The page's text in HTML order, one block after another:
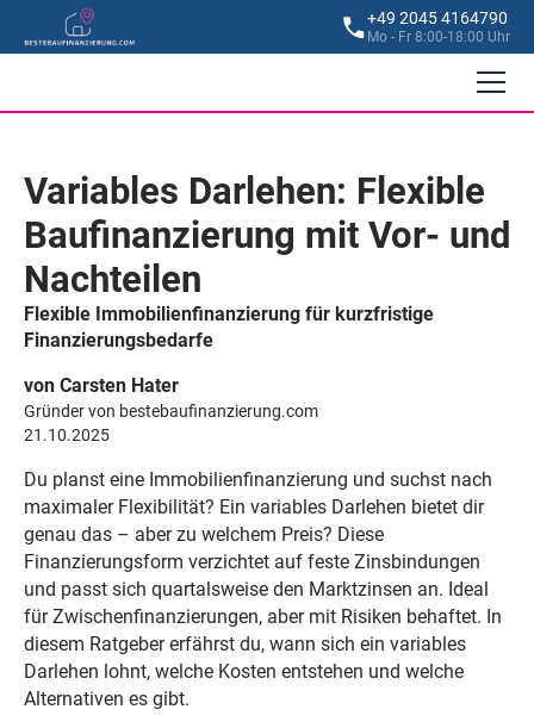
+49 2045 4164790
Mo - Fr 8:00-18:00 Uhr
Variables Darlehen: Flexible
Baufinanzierung mit Vor- und
Nachteilen
Flexible Immobilienfinanzierung für kurzfristige
Finanzierungsbedarfe
von Carsten Hater
Gründer von bestebaufinanzierung.com
21.10.2025
Du planst eine Immobilienfinanzierung und suchst nach
maximaler Flexibilität? Ein variables Darlehen bietet dir
genau das – aber zu welchem Preis? Diese
Finanzierungsform verzichtet auf feste Zinsbindungen
und passt sich quartalsweise den Marktzinsen an. Ideal
für Zwischenfinanzierungen, aber mit Risiken behaftet. In
diesem Ratgeber erfährst du, wann sich ein variables
Darlehen lohnt, welche Kosten entstehen und welche
Alternativen es gibt.